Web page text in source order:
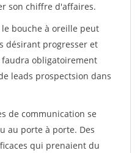
son chiffre d'affaires.
bouche à oreille peut
désirant progresser et
obligatoirement
leads prospectsion dans
de communication se
au porte à porte. Des
qui prenaient du